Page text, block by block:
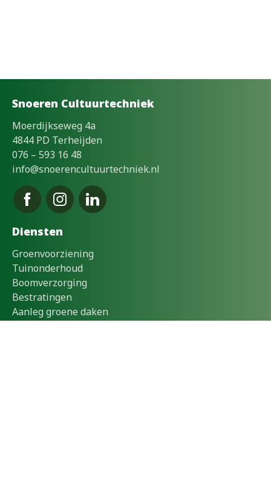
Snoeren Cultuurtechniek
Moerdijkseweg 4a
4844 PD Terheijden
076 – 593 16 48
info@snoerencultuurtechniek.nl
Diensten
Groenvoorziening
Tuinonderhoud
Boomverzorging
Bestratingen
Aanleg groene daken